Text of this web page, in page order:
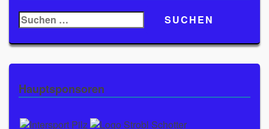
Suchen
nach:
Hauptsponsoren